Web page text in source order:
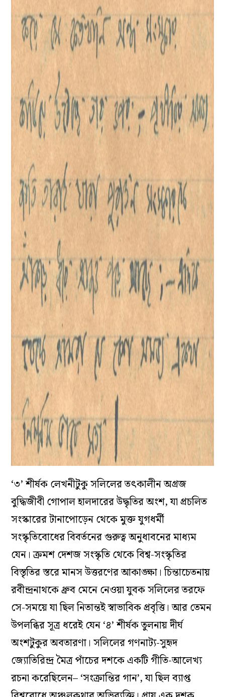
‘৩’ শীর্ষক লেখনীটুকু সলিলের তৎকালীন অগ্রজ
বুদ্ধিজীবী গোপাল হালদারের উদ্ধৃতির অংশ, যা প্রচলিত
সংস্কারের টানাপোড়েন থেকে মুক্ত যুগধর্মী
সংস্কৃতিবোধের বিবর্তনের গুরুত্ব অনুধাবনের মাধ্যম
যেন। ক্রমশ দেশজ সংস্কৃতি থেকে বিশ্ব-সংস্কৃতির
বিস্তৃতির স্তরে মানস উত্তরণের আকাঙ্ক্ষা। চিন্তাচেতনায়
রবীন্দ্রনাথকে ধ্রুব মেনে নেওয়া যুবক সলিলের তরফে
সে-সময়ে যা ছিল নিতান্তই স্বাভাবিক প্রবৃত্তি। আর তেমন
উপলব্ধির সূত্র ধরেই যেন ‘৪’ শীর্ষক তুলনায় দীর্ঘ
অংশটুকুর অবতারণা। সলিলের গণনাট্য-সুহৃদ
জ্যোতিরিন্দ্র মৈত্র পাঁচের দশকে একটি গীতি-আলেখ্য
রচনা করেছিলেন– ‘সংক্রান্তির গান’, যা ছিল ব্যাপ্ত